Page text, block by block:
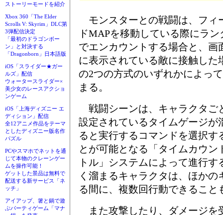
ストーリーモードを紹介
Xbox 360「The Elder
Scrolls V: Skyrim」DLC第
3弾配信決定
「最初のドラゴンボー
ン」と対決する
「Dragonborn」日本語版
iOS「スライダー★ガー
ルズ」配信
ウォータースライダー×
美少女のレースアクショ
ンゲーム
iOS「上海ディズニー エ
ディション」配信
全12アニメ作品をテーマ
としたディズニー版名作
パズル
PCやスマホでネットを通
じて本物のクレーンゲー
ムを操作可能！
ゲットした景品は無料で
配送する新サービス「ネ
ッチ」
アイアップ、箸と鍋で遊
ぶパーティゲーム「マナ
モンスターとの戦闘は、フィ
ドMAPを移動している際にラン
でエンカウントする場合と、画
に表示されている敵に接触した
の2つの方式のいずれかによっ
まる。
戦闘シーンは、キャラクタご
設定されているタイムゲージが
ると実行するコマンドを選択す
とが可能となる「タイムカウン
トル」システムによって進行
く溜まるキャラクタは、ほか
る間に、複数回行動できること
また攻撃したり、ダメージを